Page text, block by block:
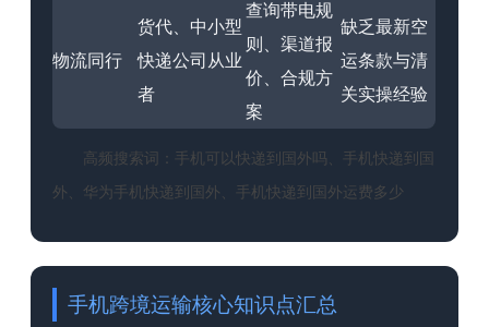
物流同行
货代、中小型
快递公司从业
者
查询带电规
则、渠道报
价、合规方
案
缺乏最新空
运条款与清
关实操经验
高频搜索词：手机可以快递到国外吗、手机快递到国
外、华为手机快递到国外、手机快递到国外运费多少
手机跨境运输核心知识点汇总